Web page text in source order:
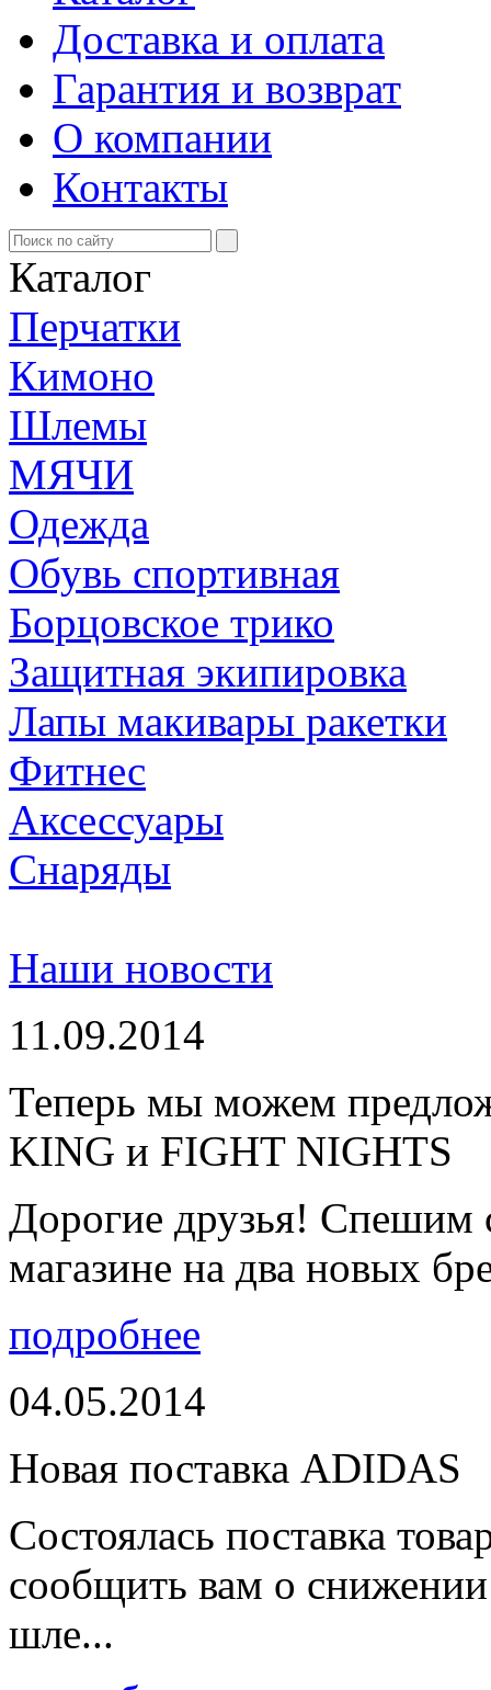
Доставка и оплата
Гарантия и возврат
О компании
Контакты
Каталог
Перчатки
Кимоно
Шлемы
МЯЧИ
Одежда
Обувь спортивная
Борцовское трико
Защитная экипировка
Лапы макивары ракетки
Фитнес
Аксессуары
Снаряды
Наши новости
11.09.2014
Теперь мы можем
KING и FIGHT NIGHTS
Дорогие друзья! Спешим
магазине на два новых
подробнее
04.05.2014
Новая поставка ADIDAS
Состоялась поставка
сообщить вам о
шле...